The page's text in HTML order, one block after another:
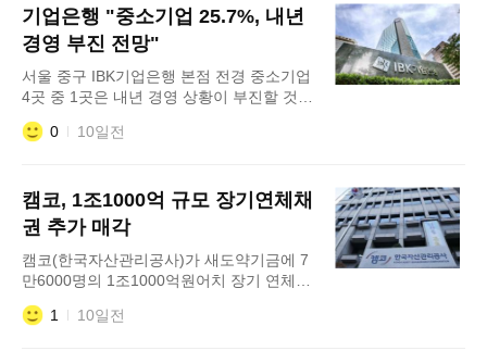
은 빠르게 줄어든 반면 원금이 보장되는 정
기예금에는 한 달 새 21조원 넘는 자금이 몰
렸다. 29일 금융권에 따르면 KB국민·신한
&mi
기업은행 "중소기업 25.7%, 내년
경영 부진 전망"
서울 중구 IBK기업은행 본점 전경 중소기업
4곳 중 1곳은 내년 경영 상황이 부진할 것으
로 내다봤다. 부진 전망 비중은 올해보다
10.9%포인트 높아져 경영 환경 악화에 대한
중소기업 금융실태조사’ 결과를 발표했다.
이번 조사는 매출액 5억원을 초과하는 중소
기업 4500곳을 대상으로 자금 조달과 경영
실태
0 10일전
캠코, 1조1000억 규모 장기연체채
권 추가 매각
캠코(한국자산관리공사)가 새도약기금에 7
만6000명의 1조1000억원어치 장기 연체채
권을 추가 매각한다고 29일 밝혔다. 이번 추
가 매각은 지난해 10월 1차 매각(22만9000
1 10일전